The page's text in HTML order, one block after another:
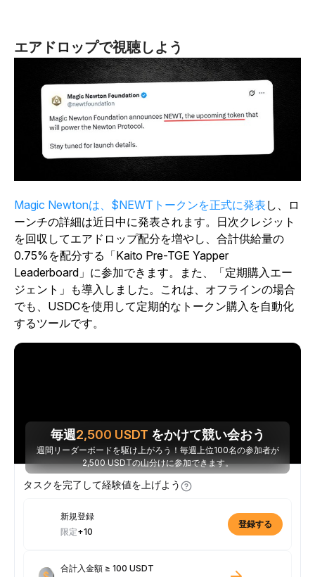
エアドロップで視聴しよう
Magic Newtonは、$NEWTトークンを正式に発表 し、ロ
ーンチの詳細は近日中に発表されます。日次クレジット
を回収してエアドロップ配分を増やし、合計供給量の
0.75%を配分する「Kaito Pre-TGE Yapper
Leaderboard」に参加できます。また、「定期購入エー
ジェント」も導入しました。これは、オフラインの場合
でも、USDCを使用して定期的なトークン購入を自動化
するツールです。
毎週2,500 USDT をかけて競い会おう
週間リーダーボードを駆け上がろう！毎週上位100名の参加者が
2,500 USDTの山分けに参加できます。
タスクを完了して経験値を上げよう
新規登録
限定+10
登録する
合計入金額 ≥ 100 USDT